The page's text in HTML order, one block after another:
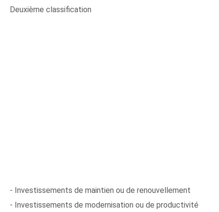
Deuxième classification
- Investissements de maintien ou de renouvellement
- Investissements de modernisation ou de productivité